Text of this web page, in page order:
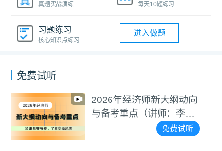
真题实战演练 每天10题练习
习题练习
核心知识点练习
进入做题
免费试听
2026年经济师新大纲动向
与备考重点（讲师：李碧
免费试听